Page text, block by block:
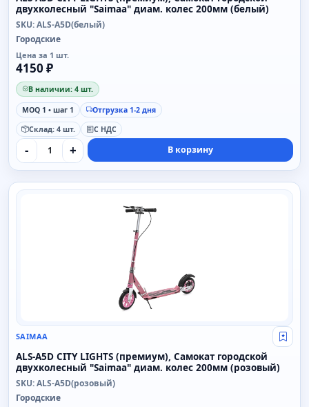
двухколесный "Saimaa" диам. колес 200мм (белый)
SKU: ALS-A5D(белый)
Городские
Цена за 1 шт.
4150 ₽
В наличии: 4 шт.
MOQ 1 • шаг 1
Отгрузка 1-2 дня
Склад: 4 шт.
С НДС
- + В корзину
SAIMAA
SAIMAA Свой
ALS-A5D CITY LIGHTS (премиум), Самокат городской
двухколесный "Saimaa" диам. колес 200мм (розовый)
SKU: ALS-A5D(розовый)
Городские